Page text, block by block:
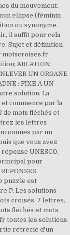
du mouvement.
ellipse (féminin
ou synonyme.
il suffit pour cela
Sujet et définition
motscroisés.fr
ABLATION:
UN ORGANE
: FIXE A UN
solution. La
commence par la
de mots fléchés et
les lettres
par un
que vous avez
UNESCO,
pour
puzzle est
P. Les solutions
croisés. 7 lettres.
fléchés et mots
toutes les solutions
rétrécie d'un